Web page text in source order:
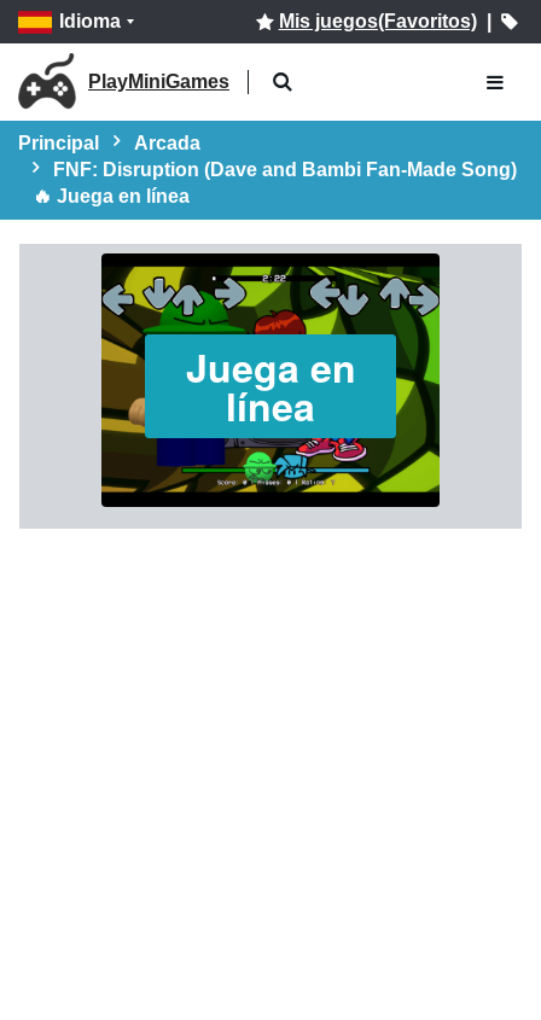
Idioma Mis juegos(Favoritos)|
PlayMiniGames
Principal
Arcada
FNF: Disruption (Dave and Bambi Fan-Made Song)
🔥 Juega en línea
Juega en
línea